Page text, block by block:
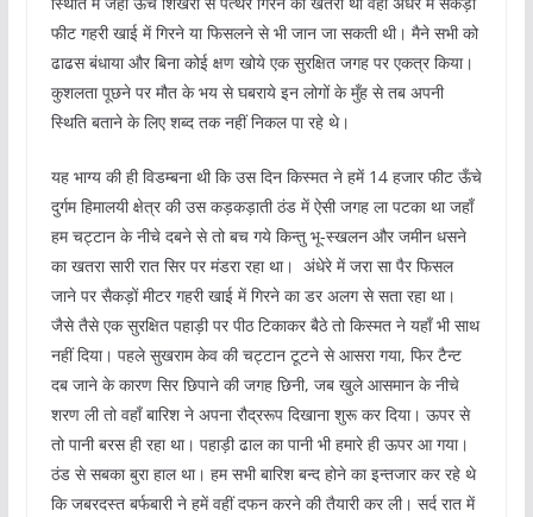
फीट गहरी खाई में गिरने या फिसलने से भी जान जा सकती थी। मैने सभी को
ढाढस बंधाया और बिना कोई क्षण खोये एक सुरक्षित जगह पर एकत्र किया।
कुशलता पूछने पर मौत के भय से घबराये इन लोगों के मुँह से तब अपनी
स्थिति बताने के लिए शब्द तक नहीं निकल पा रहे थे।
यह भाग्य की ही विडम्बना थी कि उस दिन किस्मत ने हमें 14 हजार फीट ऊँचे
दुर्गम हिमालयी क्षेत्र की उस कड़कड़ाती ठंड में ऐसी जगह ला पटका था जहाँ
हम चट्टान के नीचे दबने से तो बच गये किन्तु भू-स्खलन और जमीन धसने
का खतरा सारी रात सिर पर मंडरा रहा था। अंधेरे में जरा सा पैर फिसल
जाने पर सैकड़ों मीटर गहरी खाई में गिरने का डर अलग से सता रहा था।
जैसे तैसे एक सुरक्षित पहाड़ी पर पीठ टिकाकर बैठे तो किस्मत ने यहाँ भी साथ
नहीं दिया। पहले सुखराम केव की चट्टान टूटने से आसरा गया, फिर टैन्ट
दब जाने के कारण सिर छिपाने की जगह छिनी, जब खुले आसमान के नीचे
शरण ली तो वहाँ बारिश ने अपना रौद्ररूप दिखाना शुरू कर दिया। ऊपर से
तो पानी बरस ही रहा था। पहाड़ी ढाल का पानी भी हमारे ही ऊपर आ गया।
ठंड से सबका बुरा हाल था। हम सभी बारिश बन्द होने का इन्तजार कर रहे थे
कि जबरदस्त बर्फबारी ने हमें वहीं दफन करने की तैयारी कर ली। सर्द रात में